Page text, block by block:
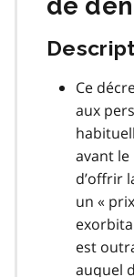
de
Ce
aux
avant le
d’offrir
un «
est
auquel